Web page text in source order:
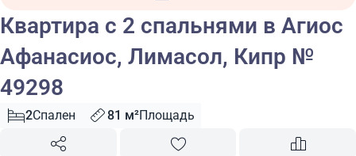
Квартира с 2 спальнями в Агиос
Афанасиос, Лимасол, Кипр №
49298
2Спален 81 м²Площадь